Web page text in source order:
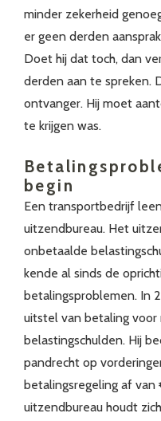
minder zekerheid
er geen derden
Doet hij dat toch, dan
derden aan te spreken.
ontvanger. Hij moet
te krijgen was.
begin
Een transportbedrijf
uitzendbureau. Het
onbetaalde
kende al sinds de
betalingsproblemen. In
uitstel van betaling
belastingschulden. Hij
pandrecht op
betalingsregeling af
uitzendbureau houdt